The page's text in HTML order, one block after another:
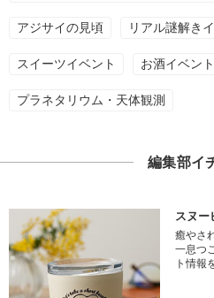
アジサイの見頃 リアル謎解き
スイーツイベント お酒イベント
プラネタリウム・天体観測
編集部イ
スヌー
癒やさ
一息つ
ト情報